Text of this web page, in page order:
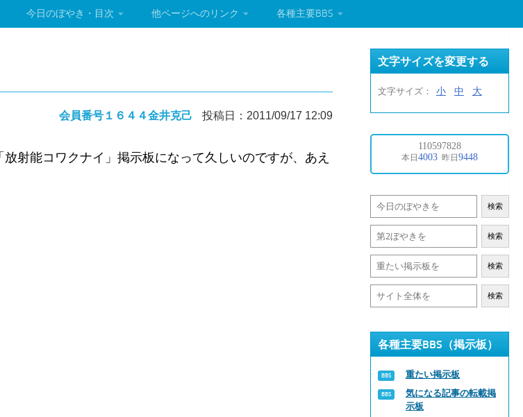
今日のぼやき・目次 他ページへのリンク 各種主要BBS
会員番号１６４４金井克己 投稿日：2011/09/17 12:09
射能コワクナイ」掲示板になって久しいのですが、あえ
文字サイズを変更する
文字サイズ： 小 中 大
検索
検索
検索
検索
各種主要BBS（掲示板）
重たい掲示板
気になる記事の転載掲
示板